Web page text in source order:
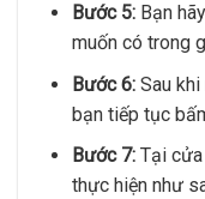
Bước 5:Bạn hãy
muốn có trong
Bước 6:Sau khi
bạn tiếp tục
Bước 7:Tại cửa
thực hiện như